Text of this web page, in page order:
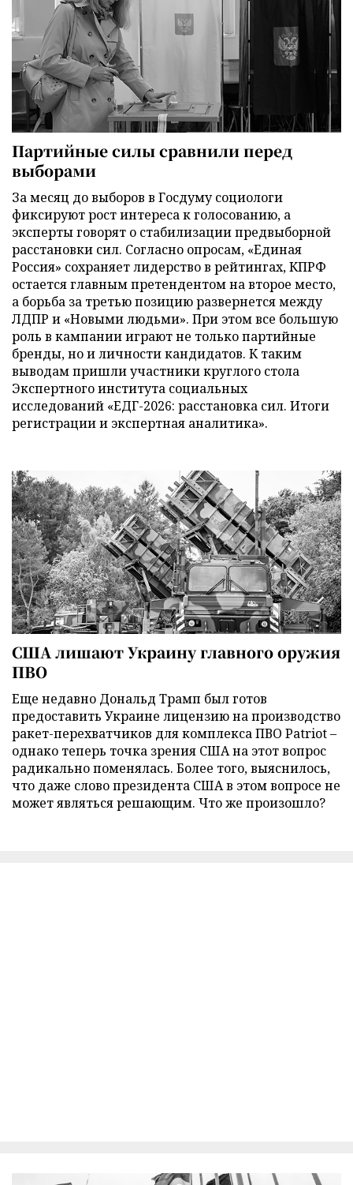
Партийные силы сравнили перед
выборами
За месяц до выборов в Госдуму социологи
фиксируют рост интереса к голосованию, а
эксперты говорят о стабилизации предвыборной
расстановки сил. Согласно опросам, «Единая
Россия» сохраняет лидерство в рейтингах, КПРФ
остается главным претендентом на второе место,
а борьба за третью позицию развернется между
ЛДПР и «Новыми людьми». При этом все большую
роль в кампании играют не только партийные
бренды, но и личности кандидатов. К таким
выводам пришли участники круглого стола
Экспертного института социальных
исследований «ЕДГ-2026: расстановка сил. Итоги
регистрации и экспертная аналитика».
США лишают Украину главного оружия
ПВО
Еще недавно Дональд Трамп был готов
предоставить Украине лицензию на производство
ракет-перехватчиков для комплекса ПВО Patriot –
однако теперь точка зрения США на этот вопрос
радикально поменялась. Более того, выяснилось,
что даже слово президента США в этом вопросе не
может являться решающим. Что же произошло?